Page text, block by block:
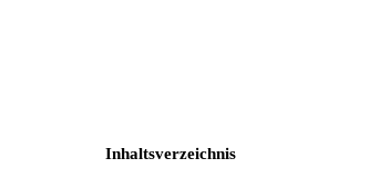
Inhaltsverzeichnis